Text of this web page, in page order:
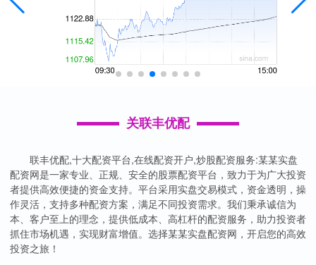
关联丰优配
联丰优配,十大配资平台,在线配资开户,炒股配资服务:某某实盘
配资网是一家专业、正规、安全的股票配资平台，致力于为广大投资
者提供高效便捷的资金支持。平台采用实盘交易模式，资金透明，操
作灵活，支持多种配资方案，满足不同投资需求。我们秉承诚信为
本、客户至上的理念，提供低成本、高杠杆的配资服务，助力投资者
抓住市场机遇，实现财富增值。选择某某实盘配资网，开启您的高效
投资之旅！